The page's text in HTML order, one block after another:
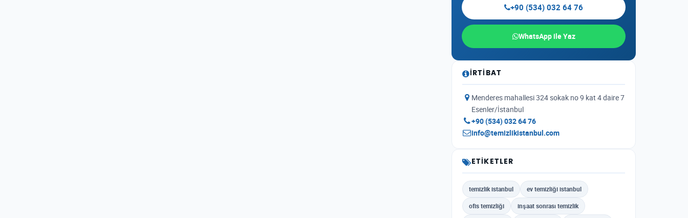
+90 (534) 032 64 76
WhatsApp ile Yaz
İRTIBAT
Menderes mahallesi 324 sokak no 9 kat 4 daire 7
Esenler/İstanbul
+90 (534) 032 64 76
info@temizlikistanbul.com
ETIKETLER
temizlik istanbul ev temizliği istanbul
ofis temizliği inşaat sonrası temizlik